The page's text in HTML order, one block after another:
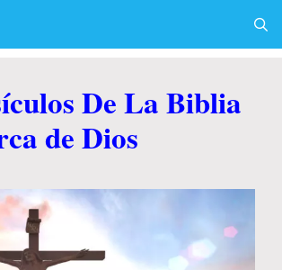
De La Biblia
de Dios